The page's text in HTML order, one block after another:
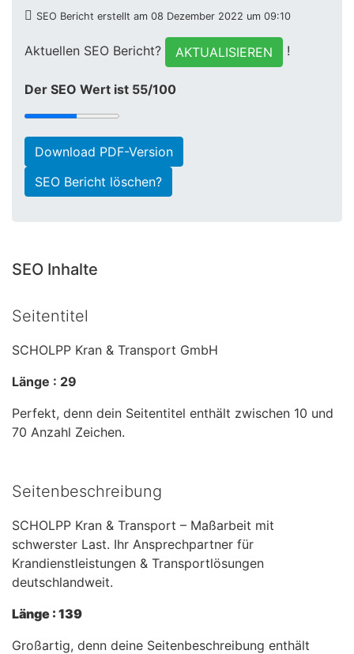
SEO Bericht erstellt am 08 Dezember 2022 um 09:10
Aktuellen SEO Bericht? AKTUALISIEREN !
Der SEO Wert ist 55/100
Download PDF-Version
SEO Bericht löschen?
SEO Inhalte
Seitentitel
SCHOLPP Kran & Transport GmbH
Länge : 29
Perfekt, denn dein Seitentitel enthält zwischen 10 und
70 Anzahl Zeichen.
Seitenbeschreibung
SCHOLPP Kran & Transport – Maßarbeit mit
schwerster Last. Ihr Ansprechpartner für
Krandienstleistungen & Transportlösungen
deutschlandweit.
Länge : 139
Großartig, denn deine Seitenbeschreibung enthält